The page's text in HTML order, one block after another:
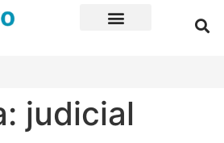
judicial